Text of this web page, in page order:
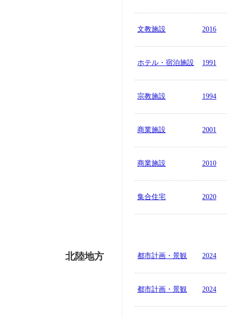
文教施設 2016
ホテル・宿泊施設 1991
宗教施設 1994
商業施設 2001
商業施設 2010
集合住宅 2020
北陸地方 都市計画・景観 2024
都市計画・景観 2024